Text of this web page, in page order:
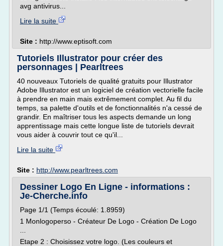
avg antivirus...
Lire la suite
Site : http://www.eptisoft.com
Tutoriels Illustrator pour créer des
personnages | Pearltrees
40 nouveaux Tutoriels de qualité gratuits pour Illustrator
Adobe Illustrator est un logiciel de création vectorielle facile
à prendre en main mais extrêmement complet. Au fil du
temps, sa palette d'outils et de fonctionnalités n'a cessé de
grandir. En maîtriser tous les aspects demande un long
apprentissage mais cette longue liste de tutoriels devrait
vous aider à couvrir tout ce qu'il...
Lire la suite
Site : http://www.pearltrees.com
Dessiner Logo En Ligne - informations :
Je-Cherche.info
Page 1/1 (Temps écoulé: 1.8959)
1 Monlogoperso - Créateur De Logo - Création De Logo
Etape 2 : Choisissez votre logo. (Les couleurs et